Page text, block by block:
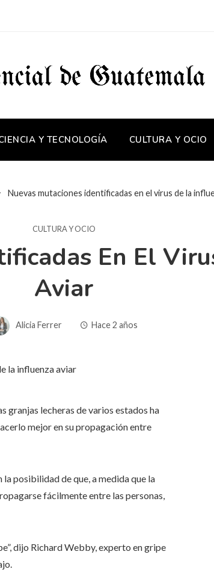
Y TECNOLOGÍA CULTURA Y OCIO
Nuevas mutaciones identificadas en el virus de la
CULTURA Y OCIO
En El
Aviar
Alicia Ferrer Hace 2 años
granjas lecheras de varios estados ha
mejor en su propagación entre
posibilidad de que, a medida que la
fácilmente entre las personas,
dijo Richard Webby, experto en gripe